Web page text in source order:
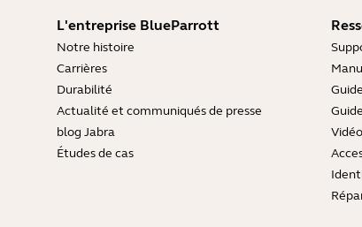
L'entreprise BlueParrott
Notre histoire
Carrières
Durabilité
Actualité et communiqués de presse
blog Jabra
Études de cas